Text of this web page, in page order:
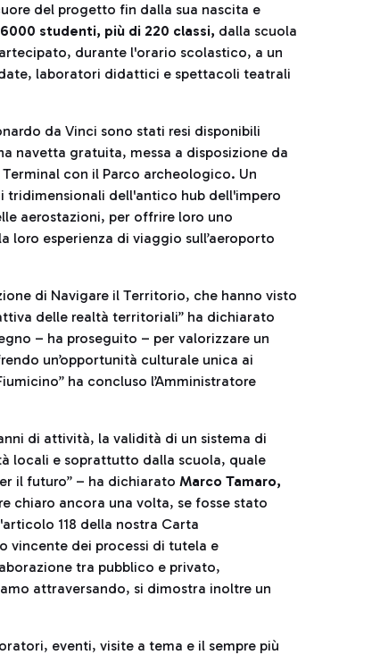
del progetto fin dalla sua nascita e
studenti, più di 220 classi, dalla scuola
durante l'orario scolastico, a un
laboratori didattici e spettacoli teatrali
da Vinci sono stati resi disponibili
navetta gratuita, messa a disposizione da
con il Parco archeologico. Un
dell'antico hub dell'impero
aerostazioni, per offrire loro uno
esperienza di viaggio sull’aeroporto
di Navigare il Territorio, che hanno visto
delle realtà territoriali” ha dichiarato
– ha proseguito – per valorizzare un
un’opportunità culturale unica ai
ha concluso l’Amministratore
di attività, la validità di un sistema di
locali e soprattutto dalla scuola, quale
il futuro” – ha dichiarato Marco Tamaro,
chiaro ancora una volta, se fosse stato
118 della nostra Carta
vincente dei processi di tutela e
tra pubblico e privato,
attraversando, si dimostra inoltre un
eventi, visite a tema e il sempre più